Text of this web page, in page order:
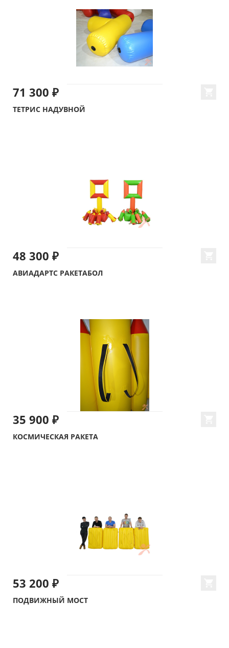
71 300 ₽
ТЕТРИС НАДУВНОЙ
48 300 ₽
АВИАДАРТС РАКЕТАБОЛ
35 900 ₽
КОСМИЧЕСКАЯ РАКЕТА
53 200 ₽
ПОДВИЖНЫЙ МОСТ